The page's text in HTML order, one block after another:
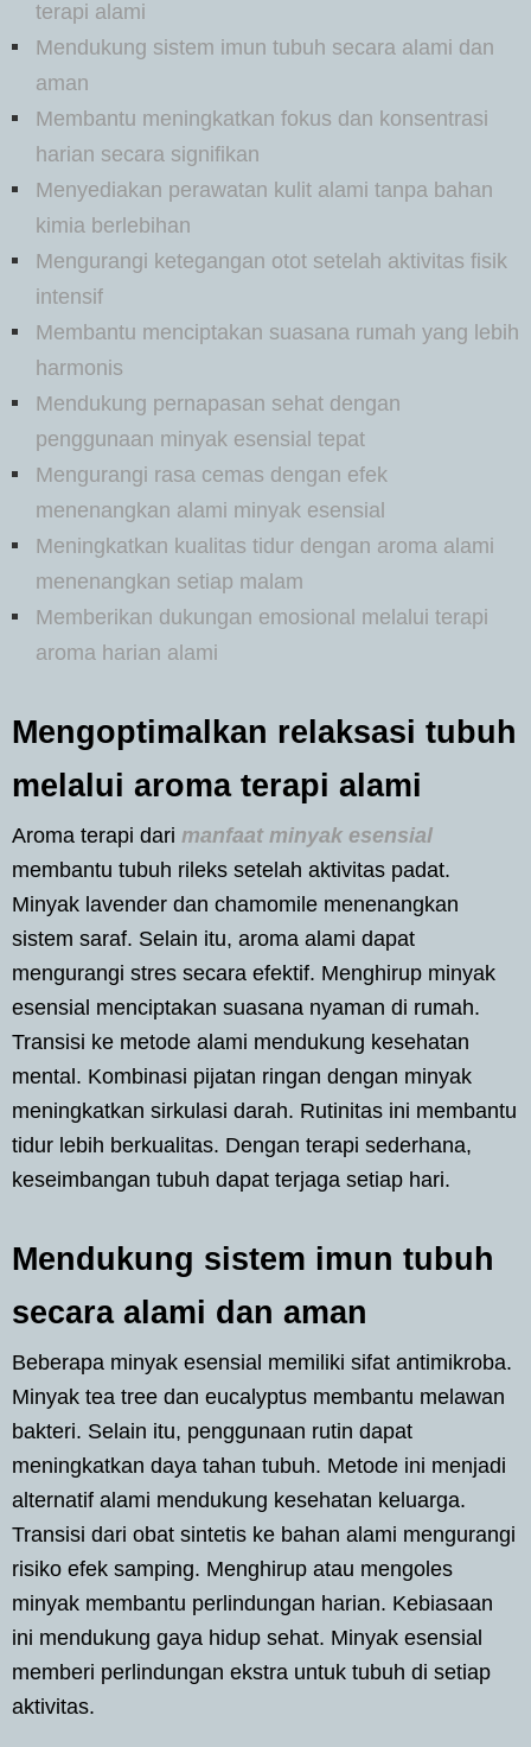
terapi alami
Mendukung sistem imun tubuh secara alami dan
aman
Membantu meningkatkan fokus dan konsentrasi
harian secara signifikan
Menyediakan perawatan kulit alami tanpa bahan
kimia berlebihan
Mengurangi ketegangan otot setelah aktivitas fisik
intensif
Membantu menciptakan suasana rumah yang lebih
harmonis
Mendukung pernapasan sehat dengan
penggunaan minyak esensial tepat
Mengurangi rasa cemas dengan efek
menenangkan alami minyak esensial
Meningkatkan kualitas tidur dengan aroma alami
menenangkan setiap malam
Memberikan dukungan emosional melalui terapi
aroma harian alami
Mengoptimalkan relaksasi tubuh
melalui aroma terapi alami
Aroma terapi dari manfaat minyak esensial
membantu tubuh rileks setelah aktivitas padat.
Minyak lavender dan chamomile menenangkan
sistem saraf. Selain itu, aroma alami dapat
mengurangi stres secara efektif. Menghirup minyak
esensial menciptakan suasana nyaman di rumah.
Transisi ke metode alami mendukung kesehatan
mental. Kombinasi pijatan ringan dengan minyak
meningkatkan sirkulasi darah. Rutinitas ini membantu
tidur lebih berkualitas. Dengan terapi sederhana,
keseimbangan tubuh dapat terjaga setiap hari.
Mendukung sistem imun tubuh
secara alami dan aman
Beberapa minyak esensial memiliki sifat antimikroba.
Minyak tea tree dan eucalyptus membantu melawan
bakteri. Selain itu, penggunaan rutin dapat
meningkatkan daya tahan tubuh. Metode ini menjadi
alternatif alami mendukung kesehatan keluarga.
Transisi dari obat sintetis ke bahan alami mengurangi
risiko efek samping. Menghirup atau mengoles
minyak membantu perlindungan harian. Kebiasaan
ini mendukung gaya hidup sehat. Minyak esensial
memberi perlindungan ekstra untuk tubuh di setiap
aktivitas.